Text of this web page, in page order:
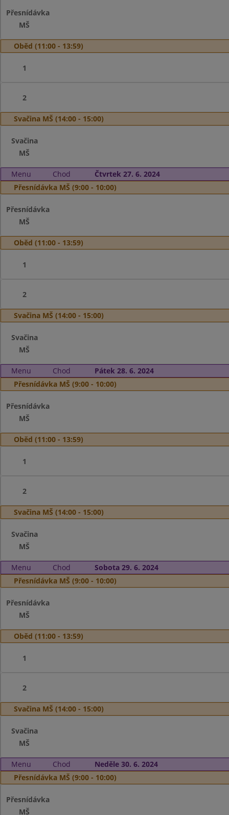
Přesnídávka
MŠ
Oběd (11:00 - 13:59)
1
2
Svačina MŠ (14:00 - 15:00)
Svačina
MŠ
Menu Chod
Čtvrtek 27. 6. 2024
Přesnídávka MŠ (9:00 - 10:00)
Přesnídávka
MŠ
Oběd (11:00 - 13:59)
1
2
Svačina MŠ (14:00 - 15:00)
Svačina
MŠ
Menu Chod
Pátek 28. 6. 2024
Přesnídávka MŠ (9:00 - 10:00)
Přesnídávka
MŠ
Oběd (11:00 - 13:59)
1
2
Svačina MŠ (14:00 - 15:00)
Svačina
MŠ
Menu Chod
Sobota 29. 6. 2024
Přesnídávka MŠ (9:00 - 10:00)
Přesnídávka
MŠ
Oběd (11:00 - 13:59)
1
2
Svačina MŠ (14:00 - 15:00)
Svačina
MŠ
Menu Chod
Neděle 30. 6. 2024
Přesnídávka MŠ (9:00 - 10:00)
Přesnídávka
MŠ